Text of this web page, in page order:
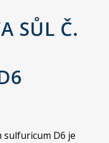
SŮL Č.
sulfuricum D6 je